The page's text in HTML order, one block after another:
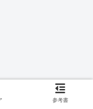
参考書